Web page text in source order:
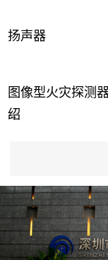
扬声器
图像型火灾探测
绍
...
事故频发，传统的
测方法已无法满足
尤其是目前众多的
剧院、会议展览中